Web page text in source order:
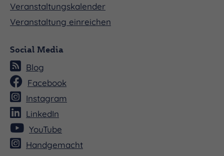
Veranstaltungskalender
Veranstaltung einreichen
Social Media
Blog
Facebook
Instagram
LinkedIn
YouTube
Handgemacht